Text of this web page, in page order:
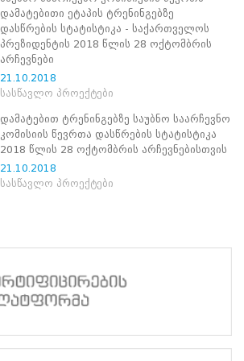
დამატებითი ეტაპის ტრენინგებზე
დასწრების სტატისტიკა - საქართველოს
პრეზიდენტის 2018 წლის 28 ოქტომბრის
არჩევნები
21.10.2018
სასწავლო პროექტები
დამატებით ტრენინგებზე საუბნო საარჩევნო
კომისიის წევრთა დასწრების სტატისტიკა
2018 წლის 28 ოქტომბრის არჩევნებისთვის
21.10.2018
სასწავლო პროექტები